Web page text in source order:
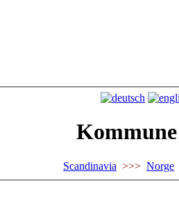
Scandinavia >>> Norge